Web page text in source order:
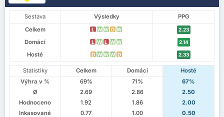
Sestava Výsledky
PPG
Celkem
L W W D W 2.23
Domácí L W L W W 2.14
Hosté D W W W D 2.33
Statistiky Celkem Domácí
Hosté
Výhra v %
69% 71%
67%
Ø
2.69 2.86
2.50
Hodnoceno
1.92 1.86
2.00
Inkasované
0.77 1.00
0.50